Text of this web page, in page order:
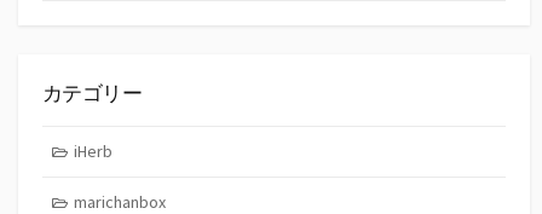
カテゴリー
iHerb
marichanbox